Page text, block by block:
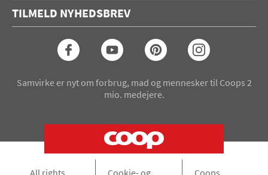
Konkurrencer
Annoncering
Coop medlem
TILMELD NYHEDSBREV
Samvirke er nyt om forbrug, mad og mennesker til Coops 2
mio. medejere.